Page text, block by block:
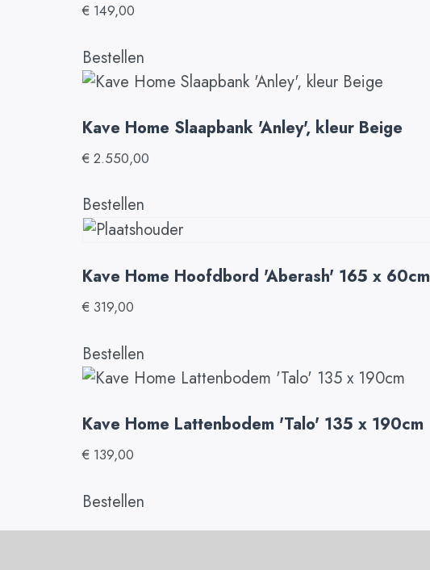
€ 149,00
Bestellen
Kave Home Slaapbank 'Anley', kleur Beige
€ 2.550,00
Bestellen
Kave Home Hoofdbord 'Aberash' 165 x 60cm
€ 319,00
Bestellen
Kave Home Lattenbodem 'Talo' 135 x 190cm
€ 139,00
Bestellen